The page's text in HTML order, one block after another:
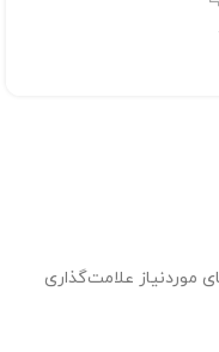
موردنیاز علامت‌گذاری